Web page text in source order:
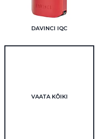
DAVINCI IQC
VAATA KÕIKI